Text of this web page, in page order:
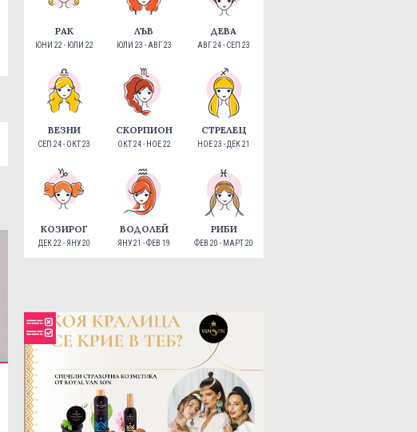
РАК
ЮНИ 22 - ЮЛИ 22
ЛЪВ
ЮЛИ 23 - АВГ 23
ДЕВА
АВГ 24 - СЕП 23
ВЕЗНИ
СЕП 24 - ОКТ 23
СКОРПИОН
ОКТ 24 - НОЕ 22
СТРЕЛЕЦ
НОЕ 23 - ДЕК 21
КОЗИРОГ
ДЕК 22 - ЯНУ 20
ВОДОЛЕЙ
ЯНУ 21 - ФЕВ 19
РИБИ
ФЕВ 20 - МАРТ 20